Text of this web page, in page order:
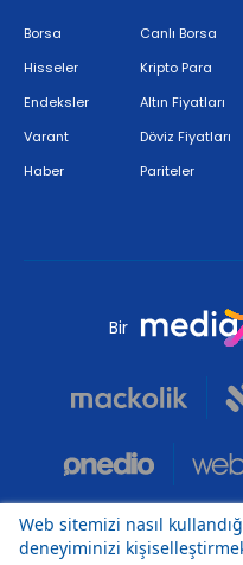
Borsa
Hisseler
Endeksler
Varant
Haber
Canlı Borsa
Kripto Para
Altın Fiyatları
Döviz Fiyatları
Pariteler
Bir